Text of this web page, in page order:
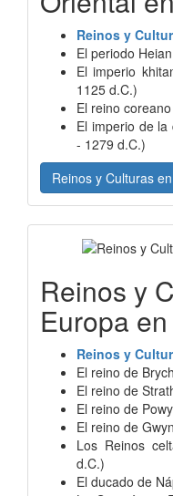
Reinos y
El periodo
El imperio
1125 d.C.)
El reino
El imperio de
- 1279 d.C.)
Reinos y Culturas
Reinos y
Europa
Reinos y
El reino de
El reino de
El reino de
El reino de
Los Reinos
d.C.)
El ducado de